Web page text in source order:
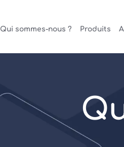
Qui sommes-nous ? Produits